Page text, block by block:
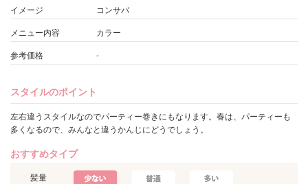
イメージ
コンサバ
メニュー内容
カラー
参考価格
-
スタイルのポイント
左右違うスタイルなのでパーティー巻きにもなります。春は、パーティーも
多くなるので、みんなと違うかんじにどうでしょう。
おすすめタイプ
髪量